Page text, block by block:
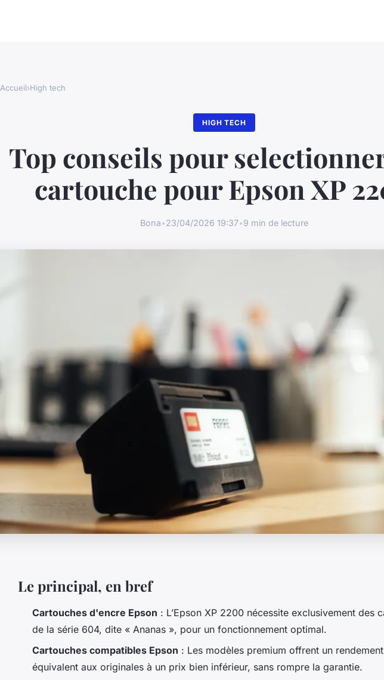
Accueil›High tech
HIGH TECH
Top conseils pour
cartouche pour Epson XP
Bona•23/04/2026 19:37•9 min de lecture
Le principal, en bref
Cartouches d'encre Epson : L’Epson XP 2200 nécessite exclusivement des
de la série 604, dite « Ananas », pour un fonctionnement optimal.
Cartouches compatibles Epson : Les modèles premium offrent un rendement
équivalent aux originales à un prix bien inférieur, sans rompre la garantie.